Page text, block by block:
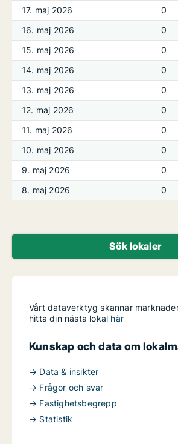
17. maj 2026
0
16. maj 2026
0
15. maj 2026
0
14. maj 2026
0
13. maj 2026
0
12. maj 2026
0
11. maj 2026
0
10. maj 2026
0
9. maj 2026
0
8. maj 2026
0
Sök lokaler
Vårt dataverktyg skannar
hitta din nästa lokal här
Kunskap och data om
→ Data & insikter
→ Frågor och svar
→ Fastighetsbegrepp
→ Statistik